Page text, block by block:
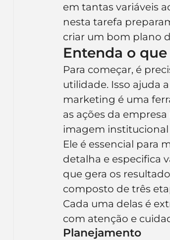
em tantas variáveis
nesta tarefa
criar um bom plano
Entenda o
Para começar, é
utilidade. Isso ajuda
marketing é uma
as ações da
imagem institucional
Ele é essencial para
detalha e especifica
que gera os
composto de três
Cada uma delas é
com atenção e
Planejamento